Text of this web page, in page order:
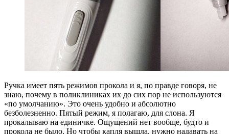
Ручка имеет пять режимов прокола и я, по правде говоря, не
знаю, почему в поликлиниках их до сих пор не используются
«по умолчанию». Это очень удобно и абсолютно
безболезненно. Пятый режим, я полагаю, для слона. Я
прокалываю на единичке. Ощущений нет вообще, будто и
прокола не было. Но чтобы капля вышла, нужно надавать на